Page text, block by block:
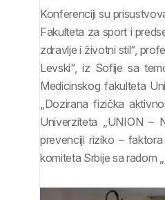
Konferenciji su
Fakulteta za sport i
zdravlje i životni stil“,
Levski“, iz Sofije sa
Medicinskog fakulteta
„Dozirana fizička
Univerziteta „UNION –
prevenciji riziko –
komiteta Srbije sa radom